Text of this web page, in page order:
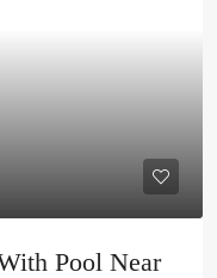
Pool Near